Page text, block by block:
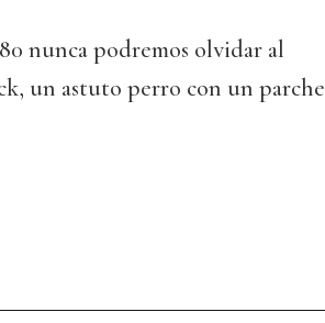
nunca podremos olvidar al
un astuto perro con un parche